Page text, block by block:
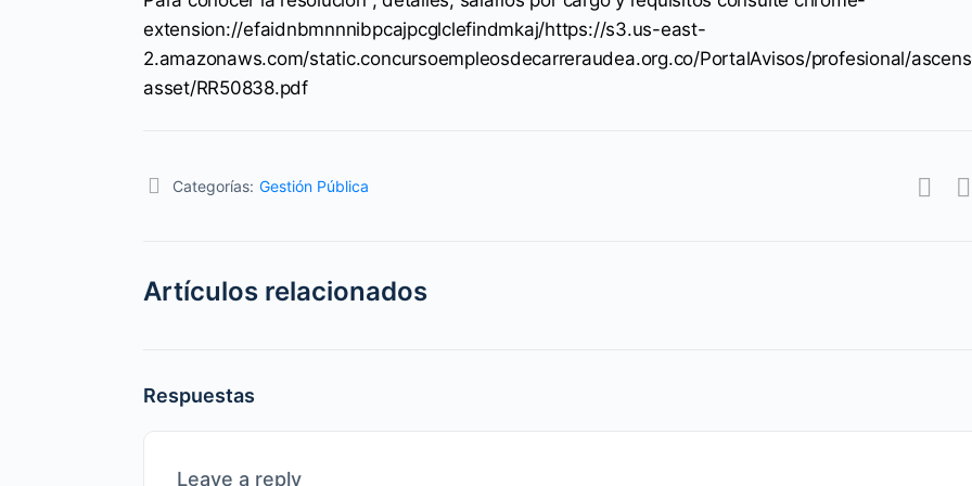
extension://efaidnbmnnnibpcajpcglclefindmkaj/https://s3.us-east-
2.amazonaws.com/static.concursoempleosdecarreraudea.org.co/PortalAvisos/profesional/
asset/RR50838.pdf
Categorías: Gestión Pública
Artículos relacionados
Respuestas
Leave a reply